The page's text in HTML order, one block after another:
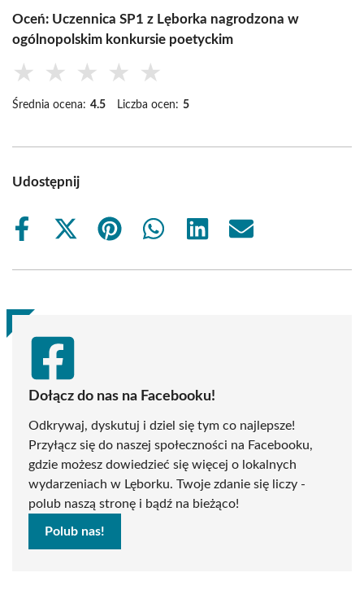
Oceń: Uczennica SP1 z Lęborka nagrodzona w
ogólnopolskim konkursie poetyckim
★ ★ ★ ★ ★
Średnia ocena: 4.5 Liczba ocen: 5
Udostępnij
Share
Share
(Twitter)
Share
Share
Share
Share
Dołącz do nas na Facebooku!
Odkrywaj, dyskutuj i dziel się tym co najlepsze!
Przyłącz się do naszej społeczności na Facebooku,
gdzie możesz dowiedzieć się więcej o lokalnych
wydarzeniach w Lęborku. Twoje zdanie się liczy -
polub naszą stronę i bądź na bieżąco!
Polub nas!